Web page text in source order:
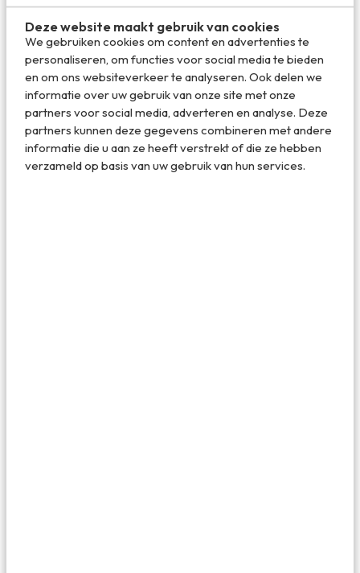
Deze website maakt gebruik van cookies
We gebruiken cookies om content en advertenties te
personaliseren, om functies voor social media te bieden
en om ons websiteverkeer te analyseren. Ook delen we
informatie over uw gebruik van onze site met onze
partners voor social media, adverteren en analyse. Deze
partners kunnen deze gegevens combineren met andere
informatie die u aan ze heeft verstrekt of die ze hebben
verzameld op basis van uw gebruik van hun services.
In Dublin – en op evenementen door heel Ierland – is het
ook volop feest. Hét event is de iconische National St.
Patrick’s Day Parade in Dublin met praalwagens,
muzikanten, marsband en dansers. Wil je het échte feest
een keer meemaken, dan moet je op 17 maart in de Ierse
hoofdstad zijn.